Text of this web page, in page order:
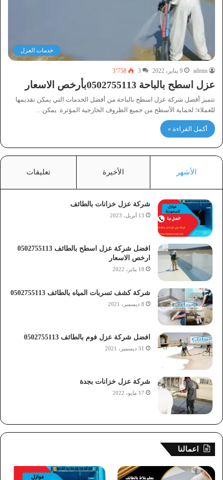
خدمات العزل
admin 9 يناير، 2022 3 3٬758
عزل اسطح بالباحة 0502755113بأرخص الاسعار
تتميز أفضل شركة عزل اسطح بالباحة من أفضل الخدمات التي يمكن تقديمها
للعملاء؛ لحماية الأسطح من جميع الظروف الخارجية المؤثرة. يمكن…
أكمل القراءة »
الأشهر الأخيرة تعليقات
شركة عزل خزانات بالطائف
13 أبريل، 2023
افضل شركة عزل اسطح بالطائف 0502755113
ارخص الاسعار
18 يناير، 2022
شركة كشف تسربات المياه بالطائف 0502755113
8 ديسمبر، 2021
افضل شركة عزل فوم بالطائف 0502755113
31 ديسمبر، 2021
شركة عزل خزانات بجدة
17 مايو، 2022
اعمالنا